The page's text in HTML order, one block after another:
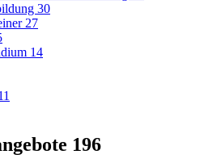
30
27
14
196